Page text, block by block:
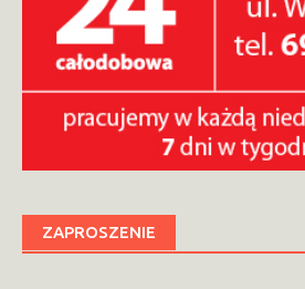
ZAPROSZENIE